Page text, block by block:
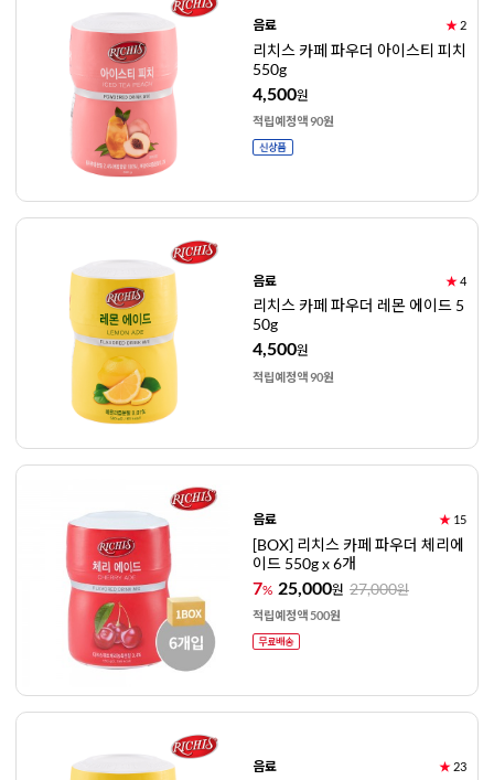
음료 ★ 2
리치스 카페 파우더 아이스티 피치
550g
4,500원
적립예정액 90원
음료 ★4
리치스 카페 파우더 레몬 에이드 5
50g
4,500원
적립예정액 90원
음료 ★ 15
[BOX] 리치스 카페 파우더 체리에
이드 550g x 6개
7% 25,000원 27,000원
적립예정액 500원
음료 ★ 23